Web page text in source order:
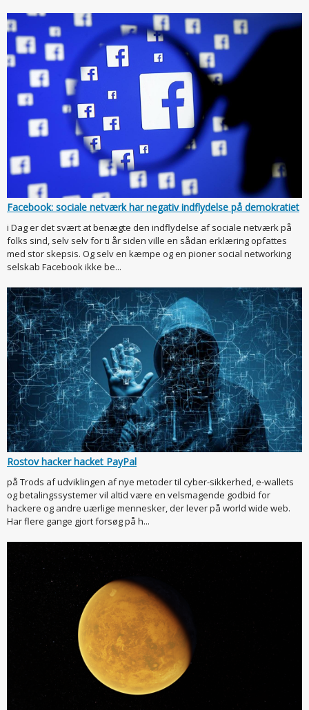
Facebook: sociale netværk har negativ indflydelse på demokratiet
i Dag er det svært at benægte den indflydelse af sociale netværk på
folks sind, selv selv for ti år siden ville en sådan erklæring opfattes
med stor skepsis. Og selv en kæmpe og en pioner social networking
selskab Facebook ikke be...
Rostov hacker hacket PayPal
på Trods af udviklingen af nye metoder til cyber-sikkerhed, e-wallets
og betalingssystemer vil altid være en velsmagende godbid for
hackere og andre uærlige mennesker, der lever på world wide web.
Har flere gange gjort forsøg på h...